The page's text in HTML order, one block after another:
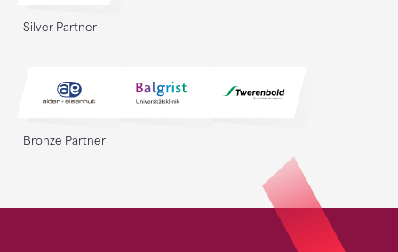
Silver Partner
Bronze Partner